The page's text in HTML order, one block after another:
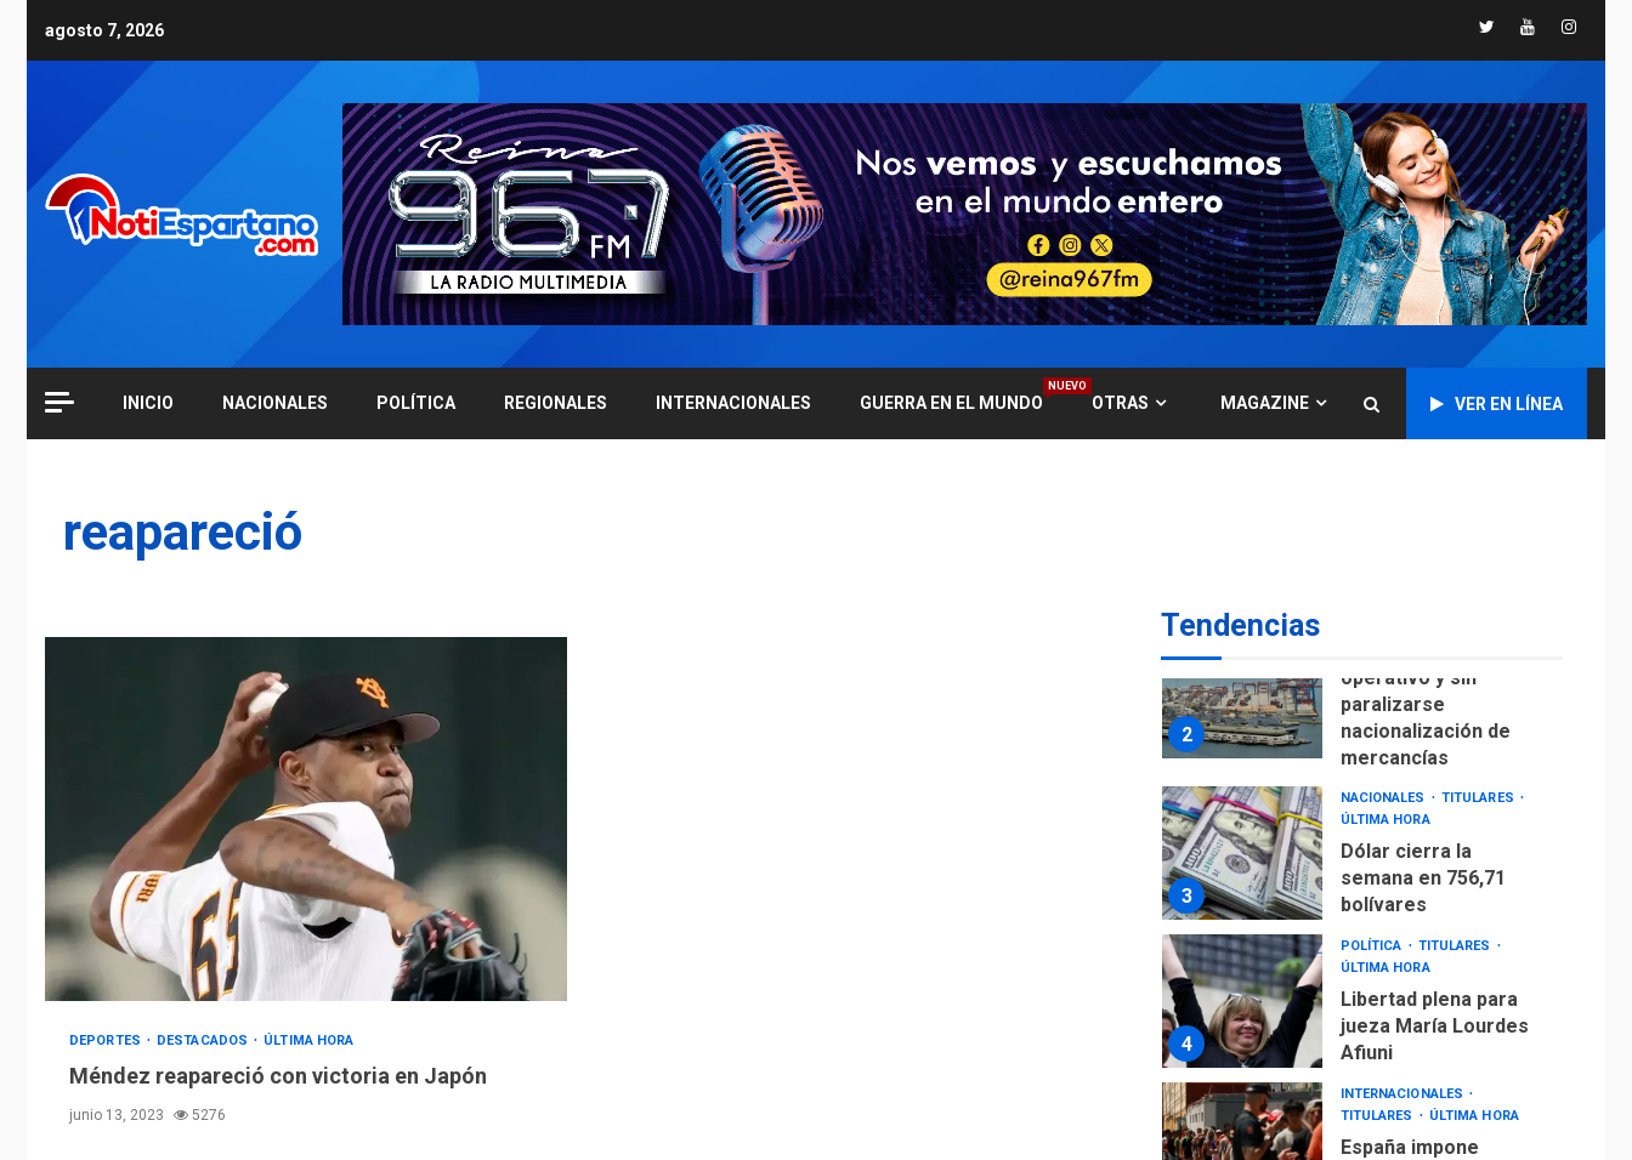
agosto 7, 2026 TwitterYoutube
INICIO NACIONALES POLÍTICA REGIONALES INTERNACIONALES GUERRA EN EL MUNDO
NUEVO
OTRAS MAGAZINE VER EN LÍNEA
reapareció
DEPORTES DESTACADOS ÚLTIMA HORA
Méndez reapareció con victoria en Japón
junio 13, 2023 5276
Tendencias
5
controles fronterizos
a Italia
6
INTERNACIONALES
TITULARES
ÚLTIMA HORA
Arabia Saudita,
Turquía y Pakistán
firman pacto de
defensa
LATINOAMÉRICA Y CARIBE
TITULARES
ÚLTIMA HORA
De la Espriella jura
Colombia
2
operativo y sin
paralizarse
nacionalización de
mercancías
3
NACIONALES
TITULARES
ÚLTIMA HORA
Dólar cierra la
semana en 756,71
bolívares
4
POLÍTICA
TITULARES
ÚLTIMA HORA
Libertad plena para
jueza María Lourdes
Afiuni
INTERNACIONALES
TITULARES
ÚLTIMA HORA
España impone